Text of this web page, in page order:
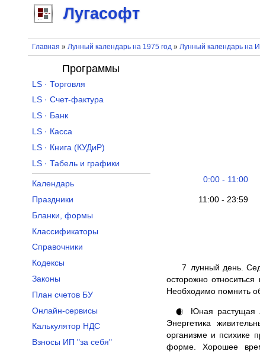
Лугасофт
Главная » Лунный календарь на 1975 год» Лунный календарь на
0:00 - 11:00
11:00 - 23:59
7 лунный день.
осторожно
Необходимо помнить
🌒
Юная растущая
Энергетика
организме и психике
форме. Хорошее
Программы
LS · Торговля
LS · Счет-фактура
LS · Банк
LS · Касса
LS · Книга (КУДиР)
LS · Табель и графики
Календарь
Праздники
Бланки, формы
Классификаторы
Справочники
Кодексы
Законы
План счетов БУ
Онлайн-сервисы
Калькулятор НДС
Взносы ИП "за себя"